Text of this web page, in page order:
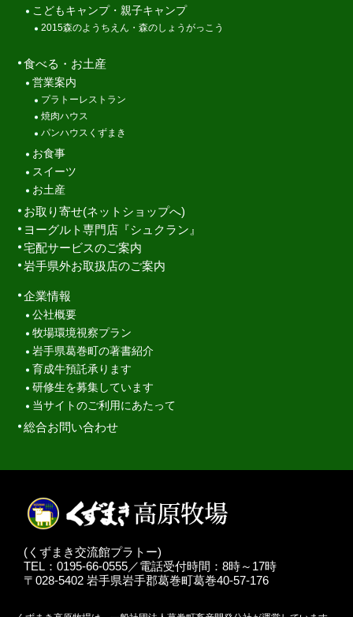
こどもキャンプ・親子キャンプ
2015森のようちえん・森のしょうがっこう
食べる・お土産
営業案内
プラトーレストラン
焼肉ハウス
パンハウスくずまき
お食事
スイーツ
お土産
お取り寄せ(ネットショップへ)
ヨーグルト専門店『シュクラン』
宅配サービスのご案内
岩手県外お取扱店のご案内
企業情報
公社概要
牧場環境視察プラン
岩手県葛巻町の著書紹介
育成牛預託承ります
研修生を募集しています
当サイトのご利用にあたって
総合お問い合わせ
(くずまき交流館プラトー)
TEL：0195-66-0555／電話受付時間：8時～17時
〒028-5402 岩手県岩手郡葛巻町葛巻40-57-176